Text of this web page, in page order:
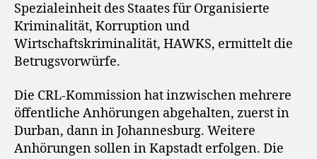
Spezialeinheit des Staates für Organisierte
Kriminalität, Korruption und
Wirtschaftskriminalität, HAWKS, ermittelt die
Betrugsvorwürfe.
Die CRL-Kommission hat inzwischen mehrere
öffentliche Anhörungen abgehalten, zuerst in
Durban, dann in Johannesburg. Weitere
Anhörungen sollen in Kapstadt erfolgen. Die